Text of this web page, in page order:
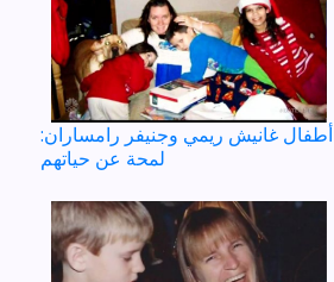
أطفال غانيش ريمي وجنيفر رامساران:
لمحة عن حياتهم